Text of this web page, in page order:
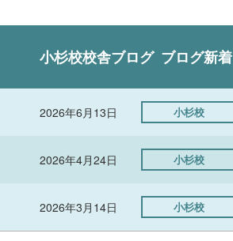
小杉校校舎ブログ ブログ新着
2026年6月13日 小杉校
2026年4月24日 小杉校
2026年3月14日 小杉校